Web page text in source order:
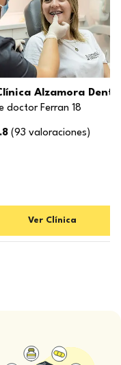
Alzamora
doctor Ferran 18
(93 valoraciones )
Ver Clínica